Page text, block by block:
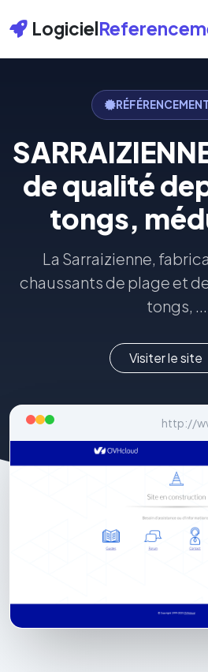
Logiciel
de qualité
tongs,
La Sarraizienne,
chaussants de plage et
tongs, ...
Visiter le site
http://